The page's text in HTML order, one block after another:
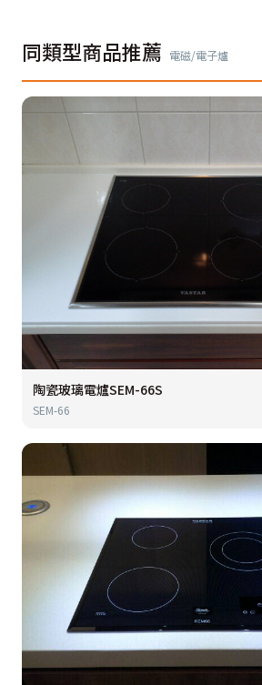
同類型商品推薦 電磁/電子爐
陶瓷玻璃電爐SEM-66S
SEM-66